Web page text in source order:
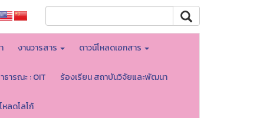
งานวารสาร ดาวน์โหลดเอกสาร
ารณะ : OIT ร้องเรียน สถาบันวิจัยและพัฒนา
หลดโลโก้